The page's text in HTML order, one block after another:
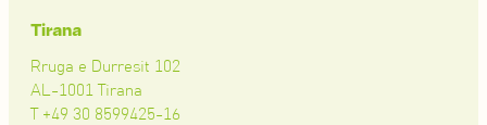
Tirana
Rruga e Durresit 102
AL-1001 Tirana
T +49 30 8599425-16